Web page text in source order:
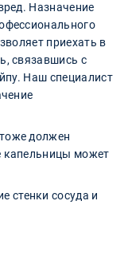
Назначение
приехать в
связавшись с
Наш специалист
должен
капельницы может
стенки сосуда и